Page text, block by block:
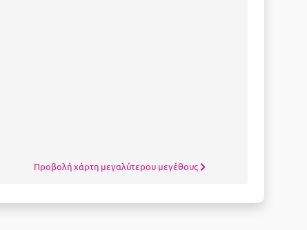
Προβολή χάρτη μεγαλύτερου μεγέθους